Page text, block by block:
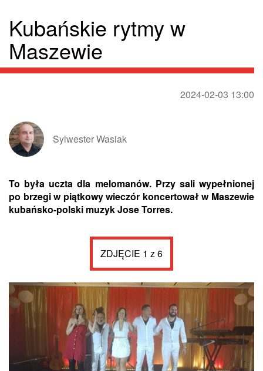
Kubańskie rytmy w
Maszewie
2024-02-03 13:00
Sylwester Wasiak
To była uczta dla melomanów. Przy sali wypełnionej
po brzegi w piątkowy wieczór koncertował w Maszewie
kubańsko-polski muzyk Jose Torres.
ZDJĘCIE 1 z 6